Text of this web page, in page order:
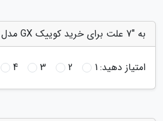
به "7 علت برای خرید کوییک GX مدل 1404" امتیاز دهید
امتیاز دهید:1
2
3
4